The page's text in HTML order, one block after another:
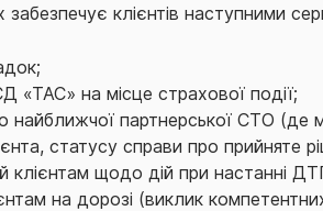
клієнтів наступними
«ТАС» на місце страхової події;
найближчої партнерської СТО
статусу справи про прийняте
клієнтам щодо дій при настанні
на дорозі (виклик